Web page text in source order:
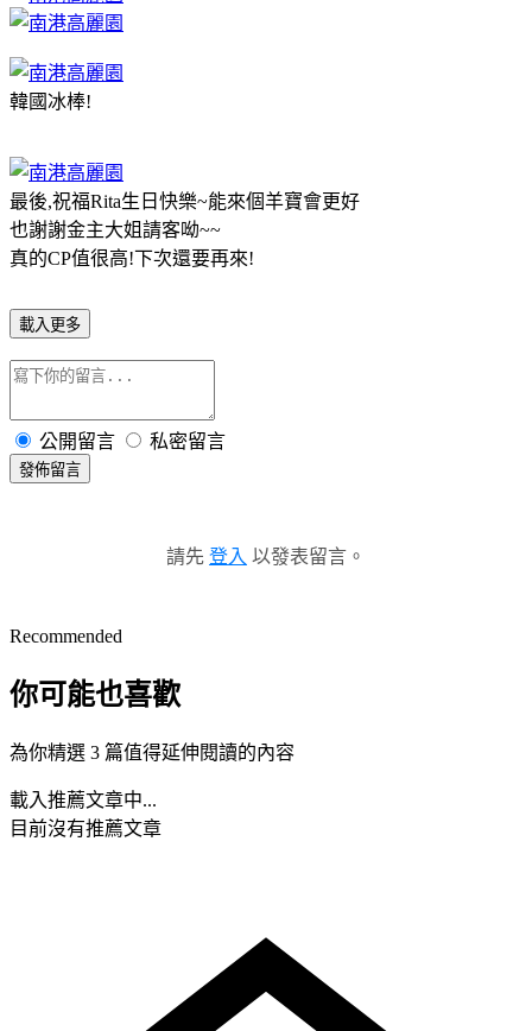
韓國冰棒!
最後,祝福Rita生日快樂~能來個羊寶會更好
也謝謝金主大姐請客呦~~
真的CP值很高!下次還要再來!
載入更多
公開留言 私密留言
發佈留言
請先 登入 以發表留言。
Recommended
你可能也喜歡
為你精選 3 篇值得延伸閱讀的內容
載入推薦文章中...
目前沒有推薦文章